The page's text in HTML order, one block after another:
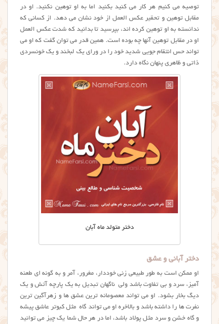
توصیه می کنیم هر کار می کنید بکنید اما به او توهین نکنید. او در
مقابل توهین و تحقیر عکس العمل از خود نشان می دهد. از کسانی که
ندانسته به او توهین کرده اند، بپرسید تا بدانید که شدت عکس العمل
او در مقابل توهین آنها چه بوده است. همین قدر می توان گفت که او می
تواند حس انتقام جویی شدید خود را در ورای یک لبخند و یک خونسردی
ذاتی و ظاهری پنهان نگاه دارد.
دختر متولد ماه آبان
دختر آبانی و عشق
او ممکن است به طور طبیعی زنی خوددار، مغرور، آمر و به گونه ای طعنه
آمیز، سرد و بی تفاوت باشد ولی ناگهان تبدیل به یک پارچه آتش و یک
دیگ بخار بشود. او می تواند معصومانه ترین عشق ها و زهرآگین ترین
نفرت ها را داشته باشد و بالاخره او می تواند گاه مثل کبوتر عاشق پیشه
و گاه خشن و سرد مثل پولاد باشد، اما در هر حال شما یک چیز می توانید